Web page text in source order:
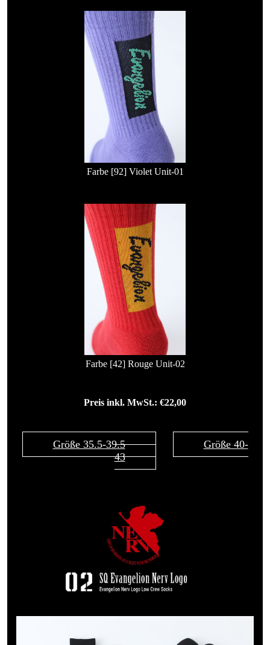
Farbe [92] Violet Unit-01
Farbe [42] Rouge Unit-02
Preis inkl. MwSt.: €22,00
Größe 35.5-39.5
Größe 40-
43